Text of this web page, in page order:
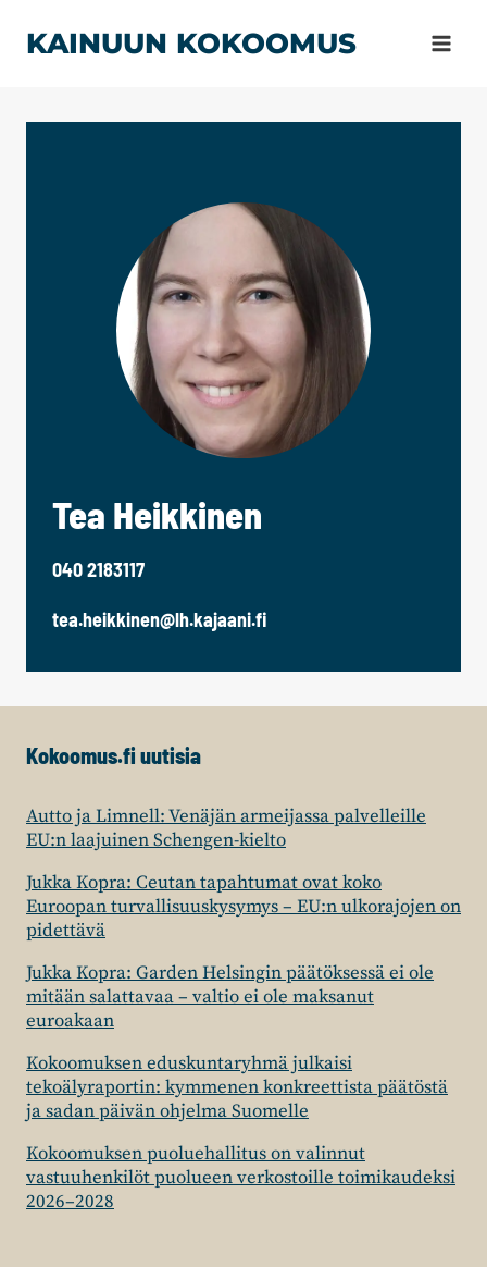
sisältöön
KAINUUN KOKOOMUS
Tea Heikkinen
040 2183117
tea.heikkinen@lh.kajaani.fi
Kokoomus.fi uutisia
Autto ja Limnell: Venäjän armeijassa palvelleille
EU:n laajuinen Schengen-kielto
Jukka Kopra: Ceutan tapahtumat ovat koko
Euroopan turvallisuuskysymys – EU:n ulkorajojen on
pidettävä
Jukka Kopra: Garden Helsingin päätöksessä ei ole
mitään salattavaa – valtio ei ole maksanut
euroakaan
Kokoomuksen eduskuntaryhmä julkaisi
tekoälyraportin: kymmenen konkreettista päätöstä
ja sadan päivän ohjelma Suomelle
Kokoomuksen puoluehallitus on valinnut
vastuuhenkilöt puolueen verkostoille toimikaudeksi
2026–2028